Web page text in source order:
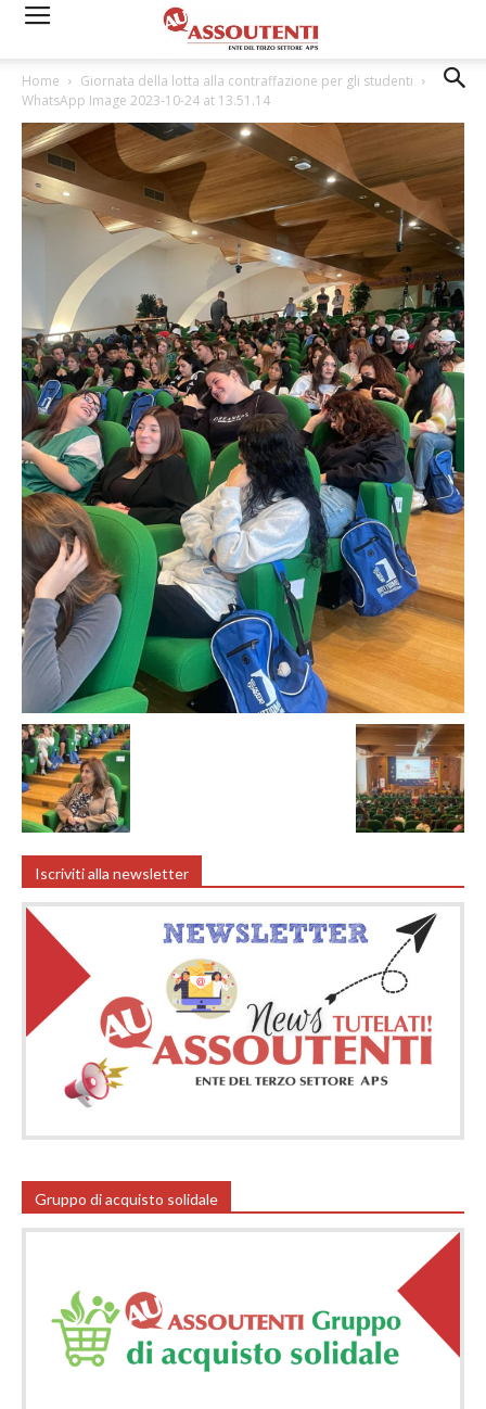
Home
Giornata della lotta alla contraffazione per gli studenti
WhatsApp Image 2023-10-24 at 13.51.14
Iscriviti alla newsletter
Gruppo di acquisto solidale